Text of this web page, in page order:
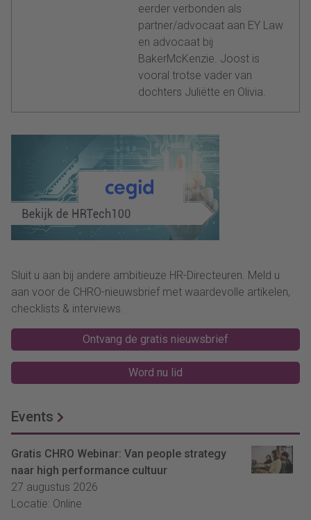
eerder verbonden als
partner/advocaat aan EY Law
en advocaat bij
BakerMcKenzie. Joost is
vooral trotse vader van
dochters Juliëtte en Olivia.
Sluit u aan bij andere ambitieuze HR-Directeuren. Meld u
aan voor de CHRO-nieuwsbrief met waardevolle artikelen,
checklists & interviews.
Ontvang de gratis nieuwsbrief
Word nu lid
Events
Gratis CHRO Webinar: Van people strategy
naar high performance cultuur
27 augustus 2026
Locatie: Online